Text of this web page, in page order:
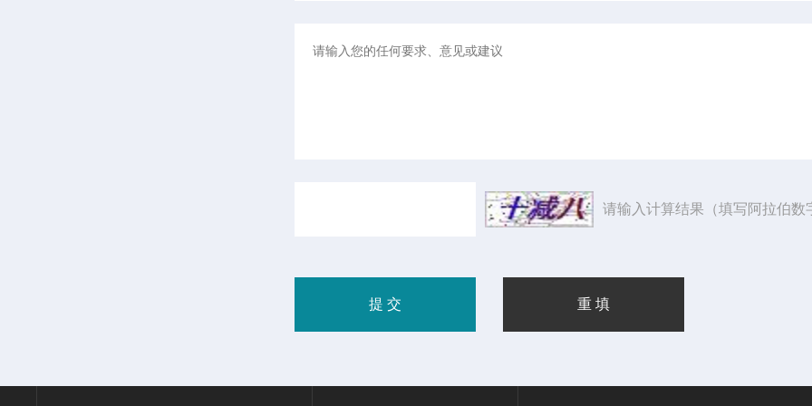
请输入计算结果（填写阿拉伯数